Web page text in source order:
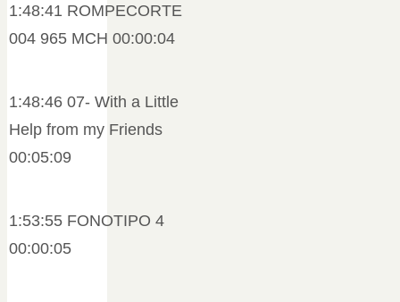
1:48:41 ROMPECORTE
004 965 MCH 00:00:04
1:48:46 07- With a Little
Help from my Friends
00:05:09
1:53:55 FONOTIPO 4
00:00:05